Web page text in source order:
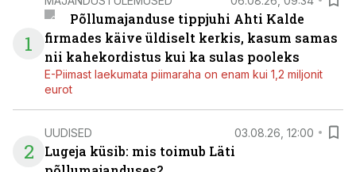
1
Põllumajanduse tippjuhi Ahti Kalde
firmades käive üldiselt kerkis, kasum samas
nii kahekordistus kui ka sulas pooleks
E-Piimast laekumata piimaraha on enam kui 1,2 miljonit
eurot
2
UUDISED 03.08.26, 12:00
Lugeja küsib: mis toimub Läti